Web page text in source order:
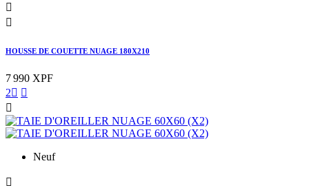


HOUSSE DE COUETTE NUAGE 180X210
7 990 XPF
2 

Neuf
